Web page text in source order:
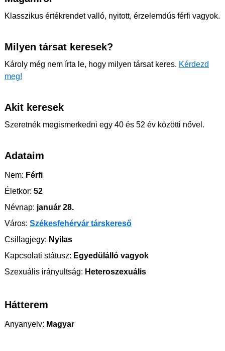
Klasszikus értékrendet valló, nyitott, érzelemdús férfi vagyok.
Milyen társat keresek?
Károly még nem írta le, hogy milyen társat keres. Kérdezd
meg!
Akit keresek
Szeretnék megismerkedni egy 40 és 52 év közötti nővel.
Adataim
Nem: Férfi
Életkor: 52
Névnap: január 28.
Város: Székesfehérvár társkereső
Csillagjegy: Nyilas
Kapcsolati státusz: Egyedülálló vagyok
Szexuális irányultság: Heteroszexuális
Hátterem
Anyanyelv: Magyar